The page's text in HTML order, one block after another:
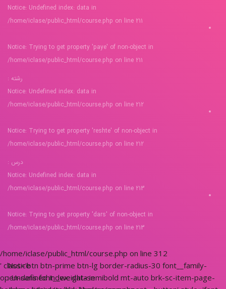
Notice: Undefined index: data in
/home/iclase/public_html/course.php on line 211
Notice: Trying to get property 'paye' of non-object in
/home/iclase/public_html/course.php on line 211
رشته :
Notice: Undefined index: data in
/home/iclase/public_html/course.php on line 212
Notice: Trying to get property 'reshte' of non-object in
/home/iclase/public_html/course.php on line 212
درس :
Notice: Undefined index: data in
/home/iclase/public_html/course.php on line 213
Notice: Trying to get property 'dars' of non-object in
/home/iclase/public_html/course.php on line 213
Notice
: Undefined index: data in
/home/iclase/public_html/course.php on line 312
' class='btn btn-prime btn-lg border-radius-30 font__family-
open-sans font__weight-semibold mt-auto brk-sc-item-page-